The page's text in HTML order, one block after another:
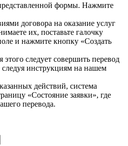
формы. Нажмите
договора на оказание услуг
их, поставьте галочку
и нажмите кнопку «Создать
следует совершить перевод
инструкциям на нашем
действий, система
«Состояние заявки», где
перевода.